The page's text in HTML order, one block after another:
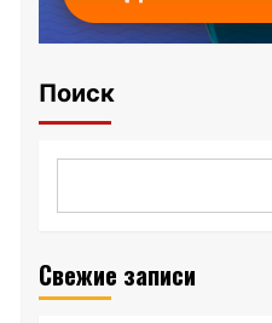
Поиск
Свежие записи